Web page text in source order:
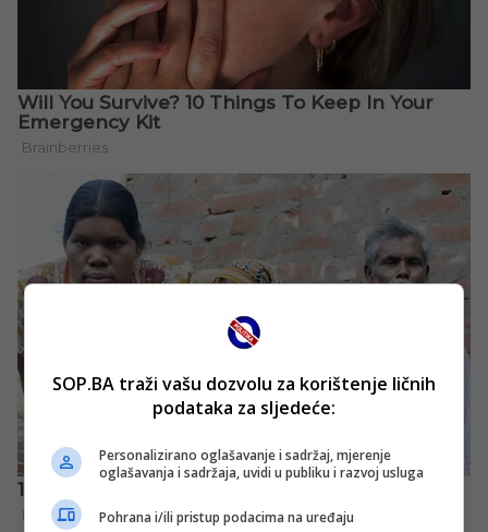
SOP.BA traži vašu dozvolu za korištenje ličnih
podataka za sljedeće:
Personalizirano oglašavanje i sadržaj, mjerenje
oglašavanja i sadržaja, uvidi u publiku i razvoj usluga
Pohrana i/ili pristup podacima na uređaju